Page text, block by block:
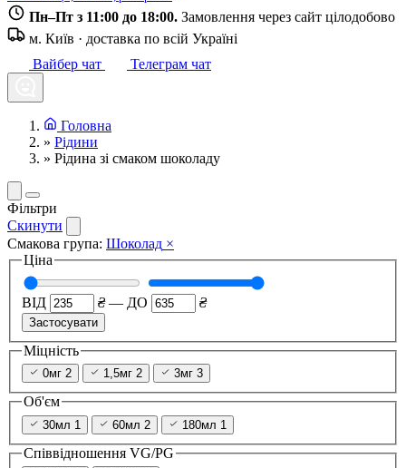
Пн–Пт з 11:00 до 18:00. Замовлення через сайт цілодобово
м. Київ · доставка по всій Україні
Вайбер чат
Телеграм чат
Головна
» Рідини
» Рідина зі смаком шоколаду
Фільтри
Скинути
Смакова група: Шоколад ×
Ціна
ВІД ₴ — ДО ₴
Застосувати
Міцність
0мг 2 1,5мг 2 3мг 3
Об'єм
30мл 1 60мл 2 180мл 1
Співвідношення VG/PG